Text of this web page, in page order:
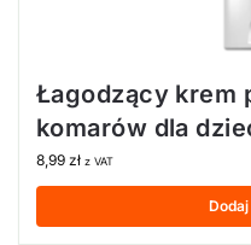
Łagodzący krem
komarów dla
8,99 zł z VAT